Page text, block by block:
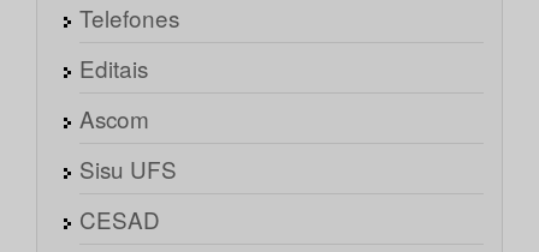
Telefones
Editais
Ascom
Sisu UFS
CESAD